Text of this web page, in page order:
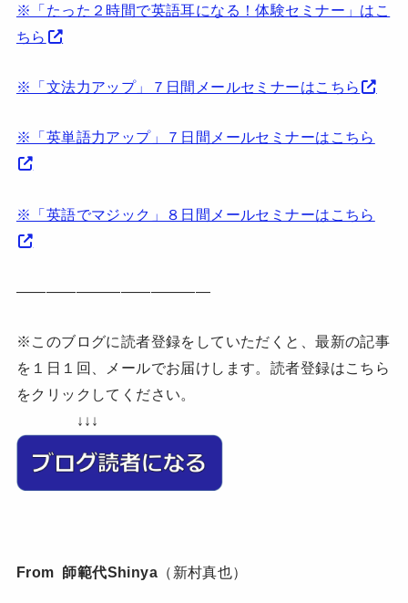
※「たった２時間で英語耳になる！体験セミナー」はこ
ちら
※「文法力アップ」７日間メールセミナーはこちら
※「英単語力アップ」７日間メールセミナーはこちら
※「英語でマジック」８日間メールセミナーはこちら
—————————————
※このブログに読者登録をしていただくと、最新の記事
を１日１回、メールでお届けします。読者登録はこちら
をクリックしてください。
↓↓↓
From 師範代Shinya （新村真也）